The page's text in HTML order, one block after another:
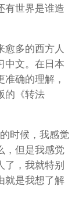
有世界是谁造
愈多的西方人
中文。在日本
确的理解，
的《转法
时候，我感觉
，但是我感觉
了，我就特别
就是我想了解